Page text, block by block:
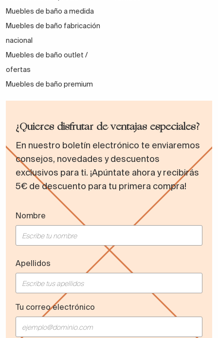
Muebles de baño a medida
Muebles de baño fabricación
nacional
Muebles de baño outlet /
ofertas
Muebles de baño premium
¿Quieres disfrutar de ventajas especiales?
En nuestro boletín electrónico te enviaremos
consejos, novedades y descuentos
exclusivos para ti. ¡Apúntate ahora y recibirás
5€ de descuento para tu primera compra!
Nombre
Apellidos
Tu correo electrónico